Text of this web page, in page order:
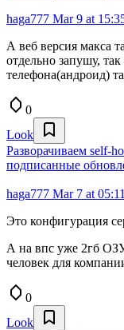
haga777 Mar 9 at
А веб версия макса
отдельно запушу,
телефона(андроид)
0
Look
Разворачиваем self-
подписанные
haga777 Mar 7 at 05:11
Это конфигурация
А на впс уже 2гб
человек для
0
Look